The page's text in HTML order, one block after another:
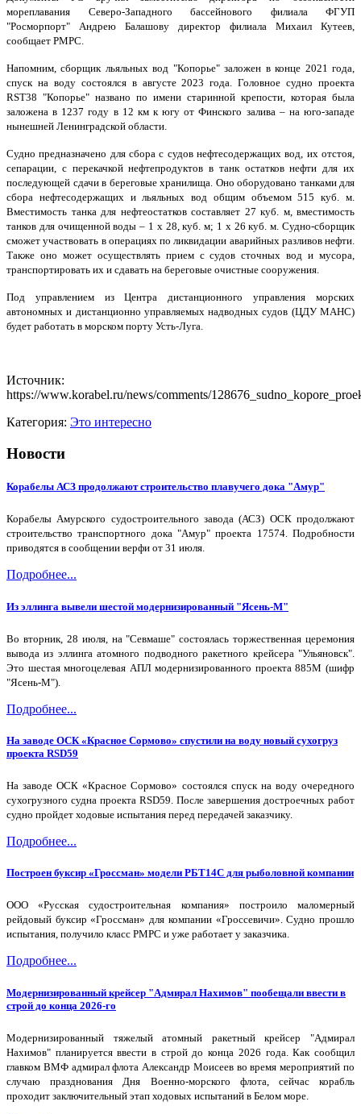
мореплавания Северо-Западного бассейнового филиала ФГУП
"Росморпорт" Андрею Балашову директор филиала Михаил Кутеев,
сообщает РМРС.
Напомним, сборщик льяльных вод "Копорье" заложен в конце 2021 года,
спуск на воду состоялся в августе 2023 года. Головное судно проекта
RST38 "Копорье" названо по имени старинной крепости, которая была
заложена в 1237 году в 12 км к югу от Финского залива – на юго-западе
нынешней Ленинградской области.
Судно предназначено для сбора с судов нефтесодержащих вод, их отстоя,
сепарации, с перекачкой нефтепродуктов в танк остатков нефти для их
последующей сдачи в береговые хранилища. Оно оборудовано танками для
сбора нефтесодержащих и льяльных вод общим объемом 515 куб. м.
Вместимость танка для нефтеостатков составляет 27 куб. м, вместимость
танков для очищенной воды – 1 х 28, куб. м; 1 х 26 куб. м. Судно-сборщик
сможет участвовать в операциях по ликвидации аварийных разливов нефти.
Также оно может осуществлять прием с судов сточных вод и мусора,
транспортировать их и сдавать на береговые очистные сооружения.
Под управлением из Центра дистанционного управления морских
автономных и дистанционно управляемых надводных судов (ЦДУ МАНС)
будет работать в морском порту Усть-Луга.
Источник:
https://www.korabel.ru/news/comments/
Категория: Это интересно
Новости
Корабелы АСЗ продолжают строительство плавучего дока "Амур"
Корабелы Амурского судостроительного завода (АСЗ) ОСК продолжают
строительство транспортного дока "Амур" проекта 17574. Подробности
приводятся в сообщении верфи от 31 июля.
Подробнее...
Из эллинга вывели шестой модернизированный "Ясень-М"
Во вторник, 28 июля, на "Севмаше" состоялась торжественная церемония
вывода из эллинга атомного подводного ракетного крейсера "Ульяновск".
Это шестая многоцелевая АПЛ модернизированного проекта 885М (шифр
"Ясень-М").
Подробнее...
На заводе ОСК «Красное Сормово» спустили на воду новый сухогруз
проекта RSD59
На заводе ОСК «Красное Сормово» состоялся спуск на воду очередного
сухогрузного судна проекта RSD59. После завершения достроечных работ
судно пройдет ходовые испытания перед передачей заказчику.
Подробнее...
Построен буксир «Гроссман» модели РБТ14С для рыболовной компании
ООО «Русская судостроительная компания» построило маломерный
рейдовый буксир «Гроссман» для компании «Гроссевичи». Судно прошло
испытания, получило класс РМРС и уже работает у заказчика.
Подробнее...
Модернизированный крейсер "Адмирал Нахимов" пообещали ввести в
строй до конца 2026-го
Модернизированный тяжелый атомный ракетный крейсер "Адмирал
Нахимов" планируется ввести в строй до конца 2026 года. Как сообщил
главком ВМФ адмирал флота Александр Моисеев во время мероприятий по
случаю празднования Дня Военно-морского флота, сейчас корабль
проходит заключительный этап ходовых испытаний в Белом море.